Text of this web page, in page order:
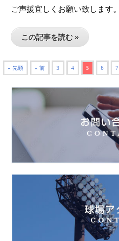
ご声援宜しくお願い致します。
この記事を読む »
« 先頭 « 前 3 4 5 6 7